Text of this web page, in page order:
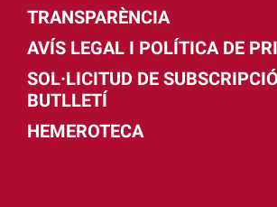
TRANSPARÈNCIA
AVÍS LEGAL I POLÍTICA DE
SOL·LICITUD DE
BUTLLETÍ
HEMEROTECA